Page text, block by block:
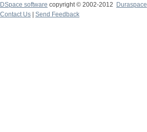
DSpace software copyright © 2002-2012
Duraspace
Contact Us
Send Feedback